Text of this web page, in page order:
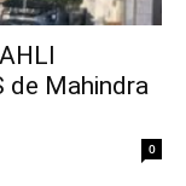
de Mahindra
0